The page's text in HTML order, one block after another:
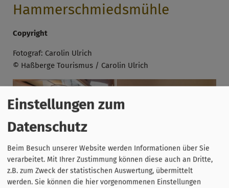
Hammerschmiedsmühle
Copyright
Fotograf: Carolin Ulrich
© Haßberge Tourismus / Carolin Ulrich
Einstellungen zum
Datenschutz
Beim Besuch unserer Website werden Informationen über Sie
verarbeitet. Mit Ihrer Zustimmung können diese auch an Dritte,
z.B. zum Zweck der statistischen Auswertung, übermittelt
werden. Sie können die hier vorgenommenen Einstellungen